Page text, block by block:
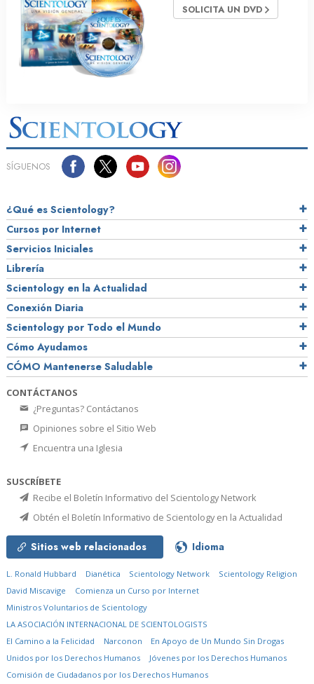
SOLICITA UN DVD
SÍGUENOS
¿Qué es Scientology?
Cursos por Internet
Servicios Iniciales
Librería
Scientology en la Actualidad
Conexión Diaria
Scientology por Todo el Mundo
Cómo Ayudamos
CÓMO Mantenerse Saludable
CONTÁCTANOS
¿Preguntas? Contáctanos
Opiniones sobre el Sitio Web
Encuentra una Iglesia
SUSCRÍBETE
Recibe el Boletín Informativo del Scientology Network
Obtén el Boletín Informativo de Scientology en la Actualidad
Sitios web relacionados Idioma
L. Ronald Hubbard Dianética Scientology Network
Scientology Religion
David Miscavige
Comienza un Curso por Internet
Ministros Voluntarios de Scientology
LA ASOCIACIÓN INTERNACIONAL DE SCIENTOLOGISTS
El Camino a la Felicidad
Narconon
En Apoyo de Un Mundo Sin Drogas
Unidos por los Derechos Humanos
Jóvenes por los Derechos Humanos
Comisión de Ciudadanos por los Derechos Humanos